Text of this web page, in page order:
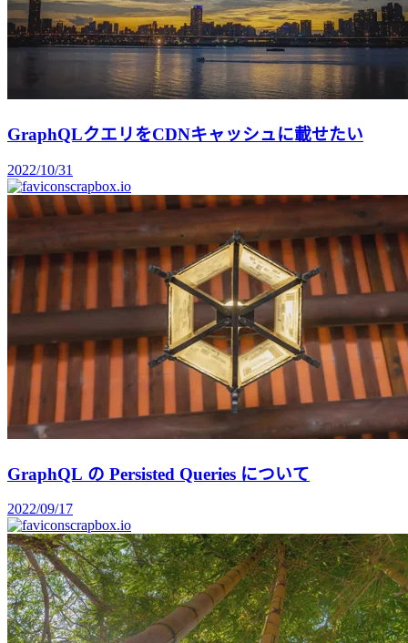
GraphQLクエリをCDNキャッシュに載せたい
2022/10/31
scrapbox.io
GraphQL の Persisted Queries について
2022/09/17
scrapbox.io